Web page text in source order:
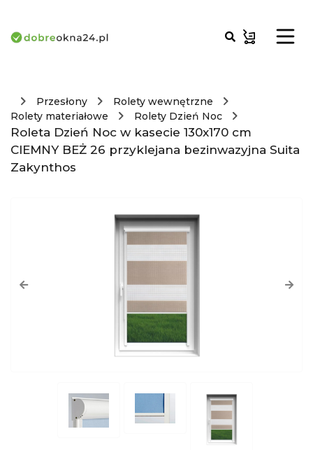
Przesłony
Rolety wewnętrzne
Rolety materiałowe
Rolety Dzień Noc
Roleta Dzień Noc w kasecie 130x170 cm
CIEMNY BEŻ 26 przyklejana bezinwazyjna Suita
Zakynthos